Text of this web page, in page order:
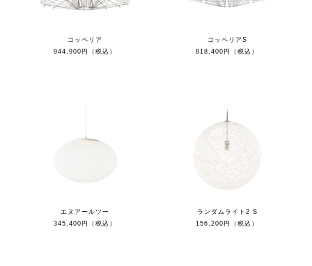
コッペリア
944,900円（税込）
コッペリアS
818,400円（税込）
エヌアールツー
345,400円（税込）
ランダムライト2 S
156,200円（税込）